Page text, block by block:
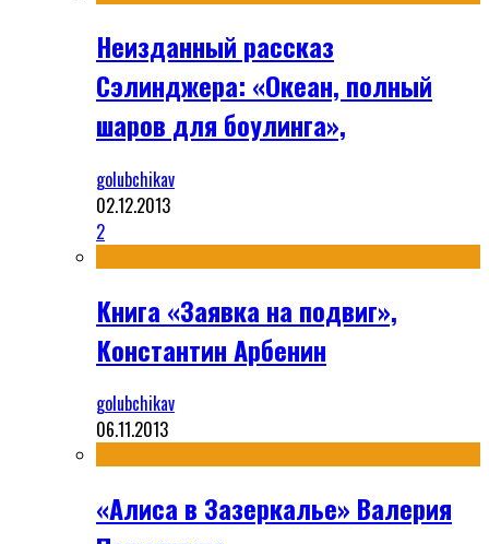
Неизданный рассказ
Сэлинджера: «Океан, полный
шаров для боулинга»,
golubchikav
02.12.2013
2
Книга «Заявка на подвиг»,
Константин Арбенин
golubchikav
06.11.2013
«Алиса в Зазеркалье» Валерия